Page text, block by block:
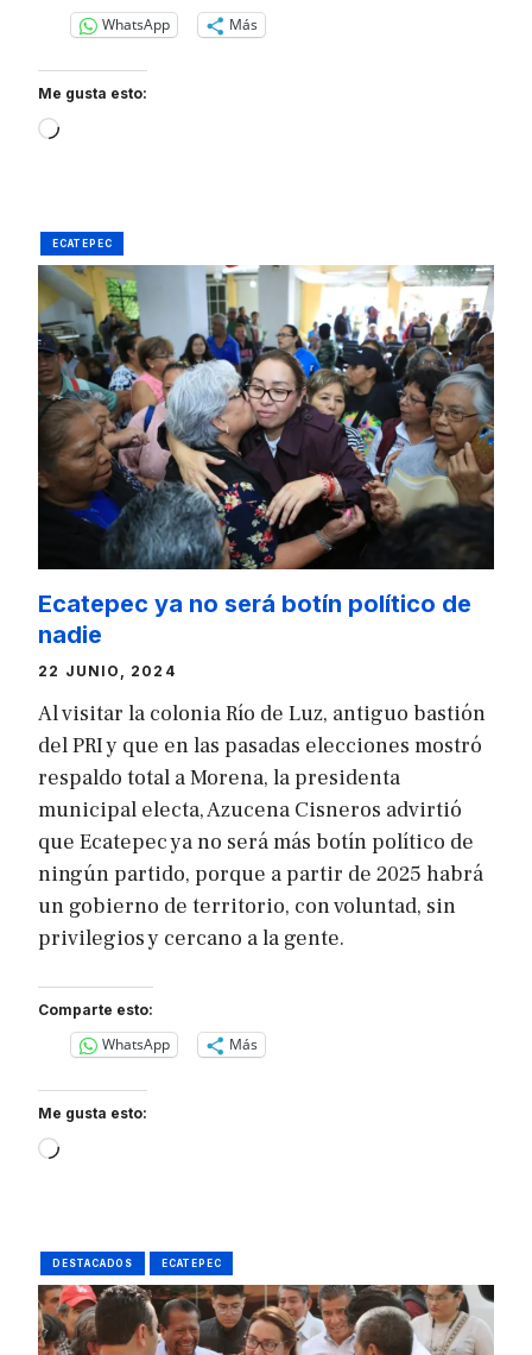
WhatsApp Más
Me gusta esto:
Loading…
ECATEPEC
Ecatepec ya no será botín político de
nadie
22 JUNIO, 2024
Al visitar la colonia Río de Luz, antiguo bastión
del PRI y que en las pasadas elecciones mostró
respaldo total a Morena, la presidenta
municipal electa, Azucena Cisneros advirtió
que Ecatepec ya no será más botín político de
ningún partido, porque a partir de 2025 habrá
un gobierno de territorio, con voluntad, sin
privilegios y cercano a la gente.
Comparte esto:
WhatsApp Más
Me gusta esto:
Loading…
DESTACADOS ECATEPEC